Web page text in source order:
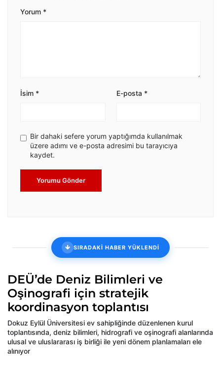
Yorum *
İsim * E-posta *
Bir dahaki sefere yorum yaptığımda kullanılmak
üzere adımı ve e-posta adresimi bu tarayıcıya
kaydet.
Yorumu Gönder
SIRADAKİ HABER YÜKLENDİ
DEÜ’de Deniz Bilimleri ve
Oşinografi için stratejik
koordinasyon toplantısı
Dokuz Eylül Üniversitesi ev sahipliğinde düzenlenen kurul
toplantısında, deniz bilimleri, hidrografi ve oşinografi alanlarında
ulusal ve uluslararası iş birliği ile yeni dönem planlamaları ele
alınıyor